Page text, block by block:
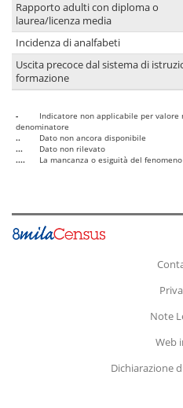
Rapporto adulti con diploma o
laurea/licenza media
Incidenza di analfabeti
Uscita precoce dal sistema di
formazione
-
Indicatore non applicabile per valore
denominatore
..
Dato non ancora disponibile
...
Dato non rilevato
....
La mancanza o esiguità del
Note
Web
Dichiarazione